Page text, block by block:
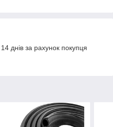
днів за рахунок покупця